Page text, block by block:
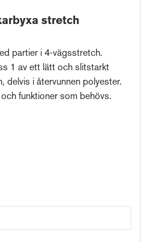
stretch
partier i 4-vägsstretch.
1 av ett lätt och slitstarkt
delvis i återvunnen polyester.
funktioner som behövs.